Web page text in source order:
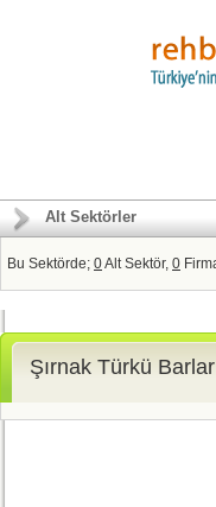
Alt Sektörler
Bu Sektörde; 0Alt Sektör, 0
Şırnak Türkü